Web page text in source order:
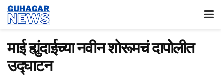
माई ह्युंदाईच्या नवीन शोरूमचं दापोलीत
उद्घाटन